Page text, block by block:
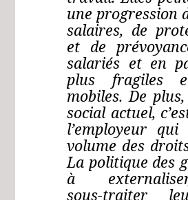
une progression
salaires, de
et de
salariés et en
plus fragiles
mobiles. De
social actuel,
l’employeur
volume des
La politique des
à
sous‑traiter